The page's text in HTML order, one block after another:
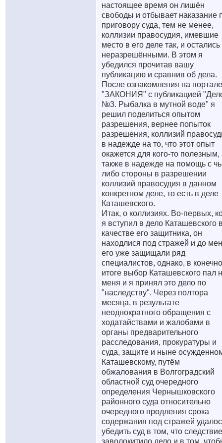
настоящее время он лишён
свободы и отбывает наказание
приговору суда, тем не менее,
коллизии правосудия, имевшие
место в его деле так, и остались
неразрешёнными. В этом я
убедился прочитав вашу
публикацию и сравнив об дела.
После ознакомления на портале
"ЗАКОНИЯ" с публикацией
№3. Рыбалка в мутной воде" я
решил поделиться опытом
разрешения, вернее попыток
разрешения, коллизий
в надежде на то, что этот опыт
окажется для кого-то полезным,
также в надежде на помощь с
либо стороны в разрешении
коллизий правосудия в данном
конкретном деле, то есть в деле
Каташевского.
Итак, о коллизиях. Во-первых,
я вступил в дело Каташевского
качестве его защитника, он
находлися под стражей и до
его уже защищали ряд
специалистов, однако, в
итоге выбор Каташевского пал
меня и я принял это дело по
"наследству". Через полтора
месяца, в результате
неоднократного обращения с
ходатайствами и жалобами в
органы предварительного
расследования, прокуратуры и
суда, защите и ныне
Каташевскому, путём
обжалования в Волгоградский
областной суд очередного
определения Чернышковского
районного суда относительно
очередного продления срока
содержания под стражей
убедить суд в том, что следствие
заволокитило дело и в том,